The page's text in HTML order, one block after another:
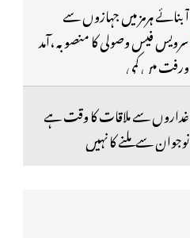
آبنائے ہرمز میں جہازوں سے
سرویس فیس وصولی کا منصوبہ ،آمد
ورفت میں کمی
غداروں سے ملاقات کا وقت ہے
نوجوان سے ملنے کا نہیں